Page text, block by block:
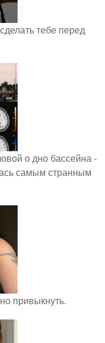
тебе перед
о дно бассейна -
самым странным
привыкнуть.